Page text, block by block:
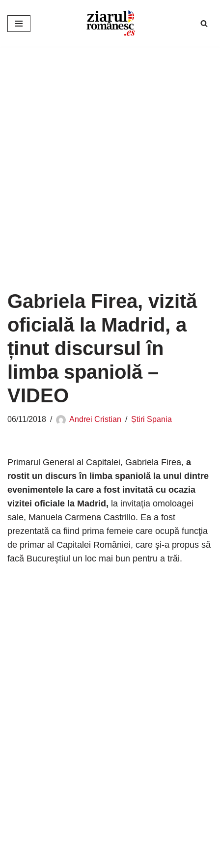
Sari
Gabriela Firea, vizită
oficială la Madrid, a
ținut discursul în
limba spaniolă –
VIDEO
06/11/2018 Andrei Cristian Știri Spania
Primarul General al Capitalei, Gabriela Firea, a
rostit un discurs în limba spaniolă la unul dintre
evenimentele la care a fost invitată cu ocazia
vizitei oficiale la Madrid, la invitaţia omoloagei
sale, Manuela Carmena Castrillo. Ea a fost
prezentată ca fiind prima femeie care ocupă funcţia
de primar al Capitalei României, care şi-a propus să
facă Bucureştiul un loc mai bun pentru a trăi.